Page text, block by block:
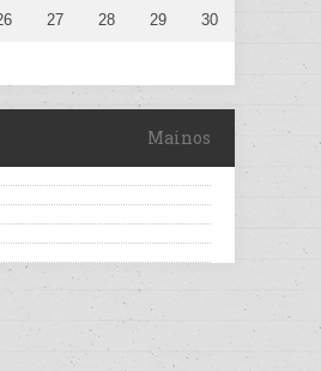
27 28 29 30
Mainos